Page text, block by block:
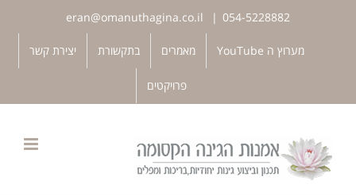
פתח סרגל נגישות
054-5228882
|
מערוץ ה YouTube מאמרים בתקשורת יצירת קשר
פרויקטים